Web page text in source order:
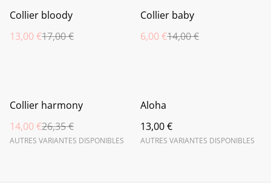
%
Collier bloody
13,00 €17,00 €
%
Collier baby
6,00 €14,00 €
%
Collier harmony
14,00 €26,35 €
AUTRES VARIANTES DISPONIBLES
Aloha
13,00 €
AUTRES VARIANTES DISPONIBLES